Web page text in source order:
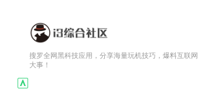
搜罗全网黑科技应用，分享海量玩机技巧，爆料互联网
大事！